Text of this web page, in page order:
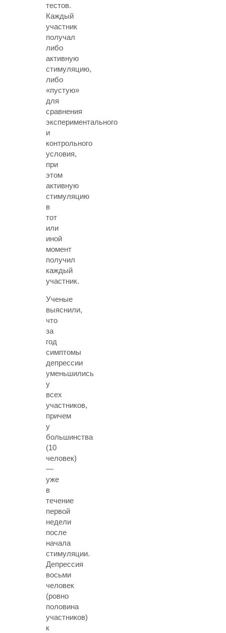
тестов.
Каждый
участник
получал
либо
активную
стимуляцию,
либо
«пустую»
для
сравнения
экспериментального
и
контрольного
условия,
при
этом
активную
стимуляцию
в
тот
или
иной
момент
получил
каждый
участник.
Ученые
выяснили,
что
за
год
симптомы
депрессии
уменьшились
у
всех
участников,
причем
у
большинства
(10
человек)
—
уже
в
течение
первой
недели
после
начала
стимуляции.
Депрессия
восьми
человек
(ровно
половина
участников)
к